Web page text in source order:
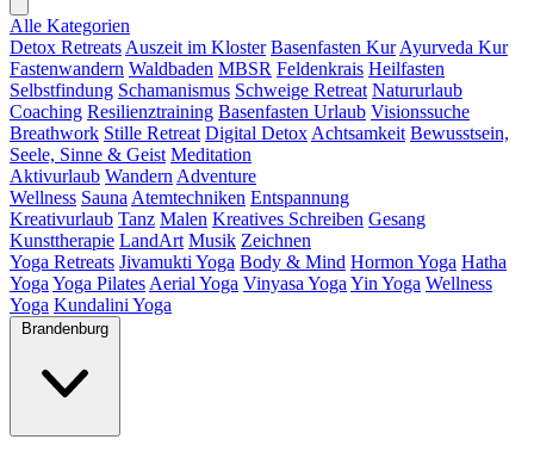
Alle Kategorien
Detox Retreats Auszeit im Kloster Basenfasten Kur Ayurveda Kur
Fastenwandern Waldbaden MBSR Feldenkrais Heilfasten
Selbstfindung Schamanismus Schweige Retreat Natururlaub
Coaching Resilienztraining Basenfasten Urlaub Visionssuche
Breathwork Stille Retreat Digital Detox Achtsamkeit Bewusstsein,
Seele, Sinne & Geist Meditation
Aktivurlaub Wandern Adventure
Wellness Sauna Atemtechniken Entspannung
Kreativurlaub Tanz Malen Kreatives Schreiben Gesang
Kunsttherapie LandArt Musik Zeichnen
Yoga Retreats Jivamukti Yoga Body & Mind Hormon Yoga Hatha
Yoga Yoga Pilates Aerial Yoga Vinyasa Yoga Yin Yoga Wellness
Yoga Kundalini Yoga
Brandenburg